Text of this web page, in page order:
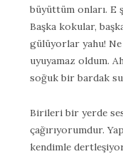
büyüttüm onları. E
Başka kokular,
gülüyorlar yahu! Ne
uyuyamaz oldum.
soğuk bir bardak
Birileri bir yerde
çağırıyorumdur.
kendimle